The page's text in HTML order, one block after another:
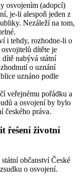
osvojením (adopcí)
je-li alespoň jeden z
Nezáleží na tom,
i tehdy, rozhodne-li o
dítěte je
nabývá státní
o uznání
uznáno podle
veřejnému pořádku a
a osvojení by bylo
českého práva.
řešení životní
občanství České
o osvojení.